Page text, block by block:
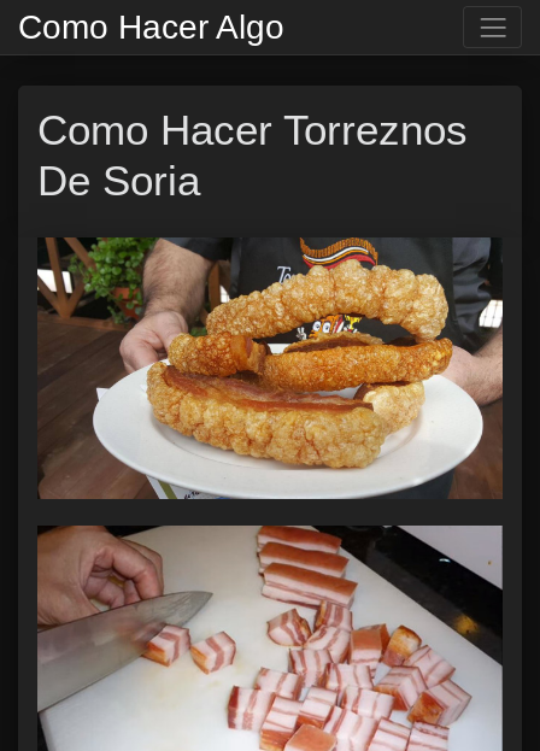
Como Hacer Algo
Como Hacer Torreznos
De Soria